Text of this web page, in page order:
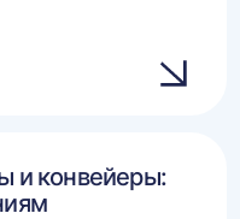
и конвейеры: